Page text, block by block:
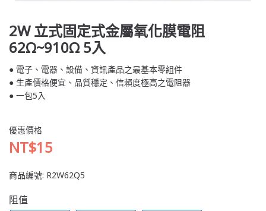
2W 立式固定式金屬氧化膜電阻
62Ω~910Ω 5入
● 電子、電器、設備、資訊產品之最基本零組件
● 生產價格便宜、品質穩定、信賴度極高之電阻器
● 一包5入
優惠價格
NT$15
商品編號: R2W62Q5
阻值